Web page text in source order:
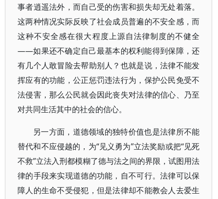
事者逍遥法外，而自己受的伤害和损失却无处着落。
这两种情况实际反映了社会成员普遍的不安全感，而
这种不安全感在很大程度上源自法律制度的不健全
——如果还不确定自己最基本的权利能得到保障，还
有几个人敢冒险去帮助别人？也就是说，法律不能发
挥应有的功能，公正惩罚违法行为，保护公民免受不
法侵害，那么公民就会因此丧失对法律的信心、乃至
对共同生活其中的社会的信心。
另一方面，道德领域的独特价值也是法律所不能
替代和不应侵越的，为“见义勇为”立法奖励或把“见死
不救”立法入刑都模糊了德与法之间的界限，试图用法
律的手段来实现道德的功能，自不可行。法律可以保
障人的生命不受侵犯，但是法律却不能教会人去爱生